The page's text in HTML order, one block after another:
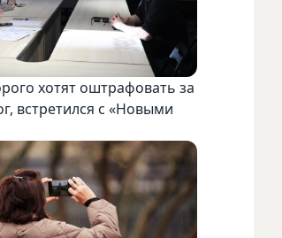
хотят оштрафовать за
встретился с «Новыми